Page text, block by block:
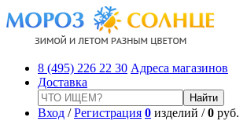
8 (495) 226 22 30 Адреса магазинов
Доставка
Вход /Регистрация 0 изделий /0 руб.